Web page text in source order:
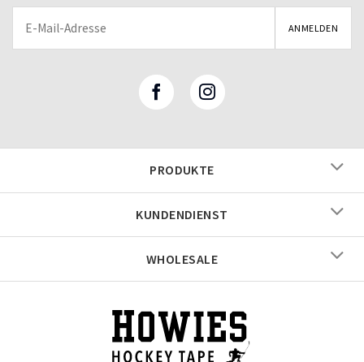
PRODUKTE
KUNDENDIENST
WHOLESALE